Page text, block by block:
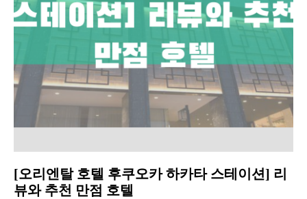
[오리엔탈 호텔 후쿠오카 하카타 스테이션] 리
뷰와 추천 만점 호텔